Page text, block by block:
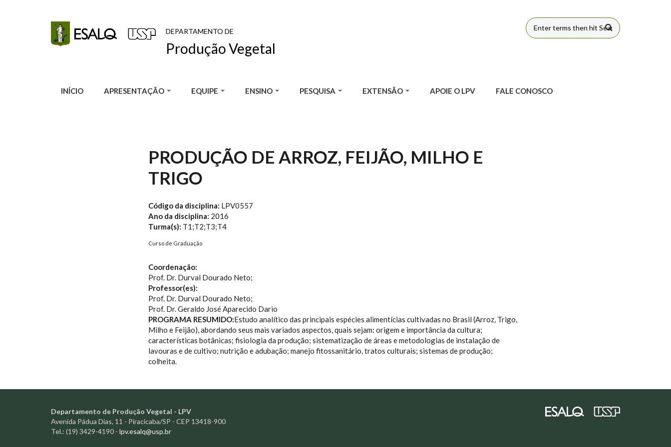
DEPARTAMENTO DE
Produção Vegetal
FORMULÁRIO
INÍCIO APRESENTAÇÃO EQUIPE ENSINO PESQUISA EXTENSÃO APOIE O LPV FALE CONOSCO
PRODUÇÃO DE ARROZ, FEIJÃO, MILHO E
TRIGO
Código da disciplina: LPV0557
Ano da disciplina: 2016
Turma(s): T1;T2;T3;T4
Curso de Graduação
Coordenação:
Prof. Dr. Durval Dourado Neto;
Professor(es):
Prof. Dr. Durval Dourado Neto;
Prof. Dr. Geraldo José Aparecido Dario
PROGRAMA RESUMIDO:Estudo analítico das principais espécies alimentícias cultivadas no Brasil (Arroz, Trigo,
Milho e Feijão), abordando seus mais variados aspectos, quais sejam: origem e importância da cultura;
características botânicas; fisiologia da produção; sistematização de áreas e metodologias de instalação de
lavouras e de cultivo; nutrição e adubação; manejo fitossanitário, tratos culturais; sistemas de produção;
colheita.
Departamento de Produção Vegetal - LPV
Avenida Pádua Dias, 11 - Piracicaba/SP - CEP 13418-900
Tel.: (19) 3429-4190 - lpv.esalq@usp.br